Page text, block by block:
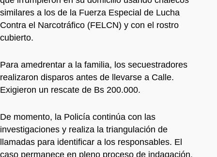
similares a los de la Fuerza Especial de Lucha
Contra el Narcotráfico (FELCN) y con el rostro
cubierto.
Para amedrentar a la familia, los secuestradores
realizaron disparos antes de llevarse a Calle.
Exigieron un rescate de Bs 200.000.
De momento, la Policía continúa con las
investigaciones y realiza la triangulación de
llamadas para identificar a los responsables. El
caso permanece en pleno proceso de indagación.